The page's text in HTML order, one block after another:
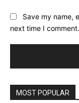
Save my name,
next time I comment.
MOST POPULAR